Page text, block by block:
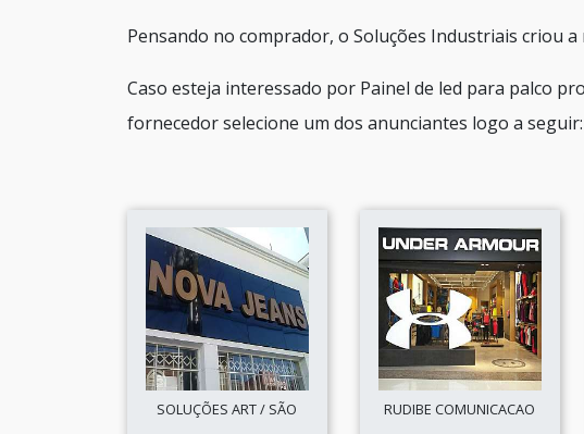
Pensando no comprador, o Soluções Industriais criou
Caso esteja interessado por Painel de led para palco
fornecedor selecione um dos anunciantes logo a seguir:
SOLUÇÕES ART / SÃO
RUDIBE COMUNICACAO